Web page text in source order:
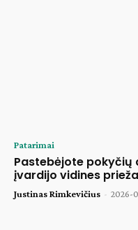
Patarimai
Pastebėjote pokyčių
įvardijo vidines
Justinas Rimkevičius - 2026-